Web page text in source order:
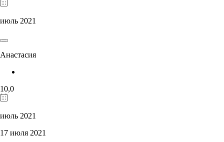
июль 2021
Анастасия
10,0
июль 2021
17 июля 2021